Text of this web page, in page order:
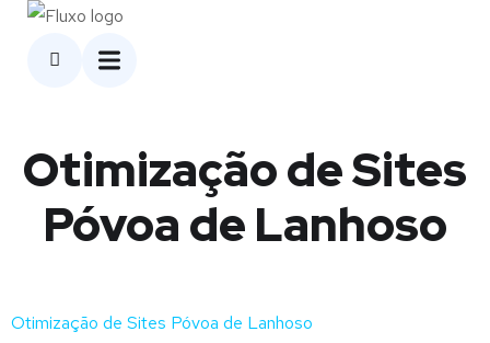
Otimização de Sites
Póvoa de Lanhoso
Otimização de Sites Póvoa de Lanhoso